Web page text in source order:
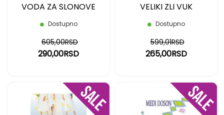
VODA ZA SLONOVE
Dostupno
290,00RSD
605,00RSD
VELIKI ZLI VUK
Dostupno
265,00RSD
599,01RSD
DODAJ